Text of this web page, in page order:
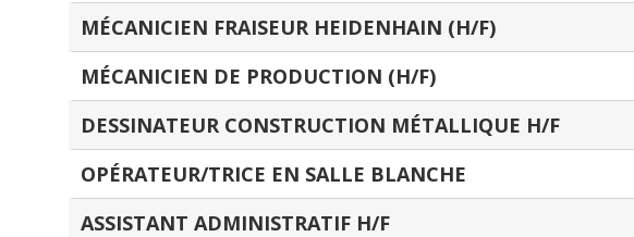
MÉCANICIEN FRAISEUR HEIDENHAIN (H/F)
MÉCANICIEN DE PRODUCTION (H/F)
DESSINATEUR CONSTRUCTION MÉTALLIQUE H/F
OPÉRATEUR/TRICE EN SALLE BLANCHE
ASSISTANT ADMINISTRATIF H/F